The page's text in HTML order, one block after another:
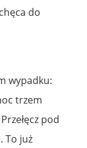
do
wypadku:
trzem
pod
To już